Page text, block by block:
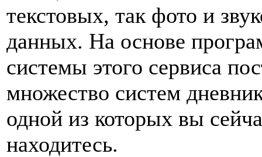
текстовых, так фото и
данных. На основе
системы этого сервиса
множество систем
одной из которых вы
находитесь.